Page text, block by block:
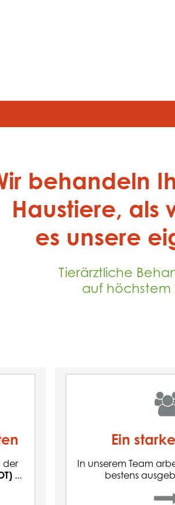
behandeln
Haustiere, als
es unsere
Tierärztliche
auf höchstem
der
...
Ein
In unserem Team
bestens
Ein
bestens ausgebildete
Wir freuen uns
helfen zu